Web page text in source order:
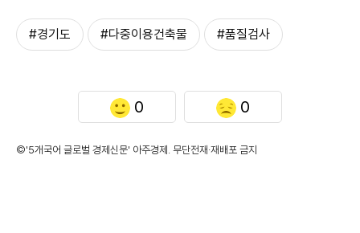
#경기도 #다중이용건축물 #품질검사
0 0
©'5개국어 글로벌 경제신문' 아주경제. 무단전재·재배포 금지